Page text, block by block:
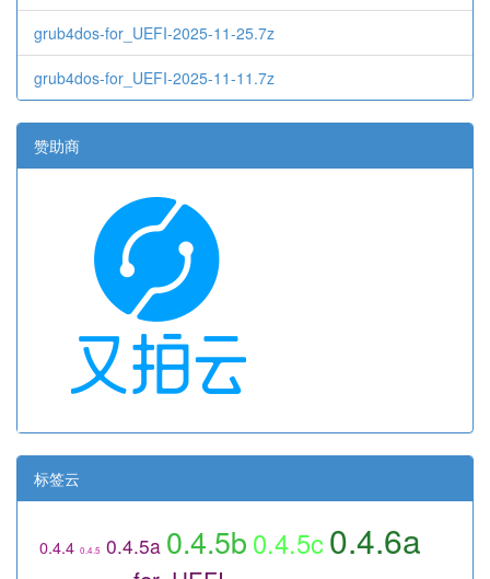
grub4dos-for_UEFI-2025-11-25.7z
grub4dos-for_UEFI-2025-11-11.7z
赞助商
标签云
0.4.4 0.4.5 0.4.5a 0.4.5b 0.4.5c0.4.6a